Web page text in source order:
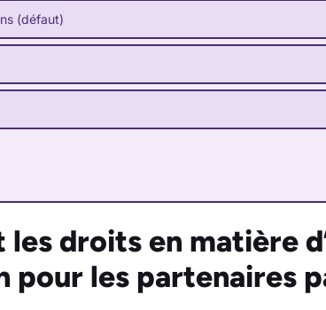
(défaut)
les droits en matière
pour les partenaires